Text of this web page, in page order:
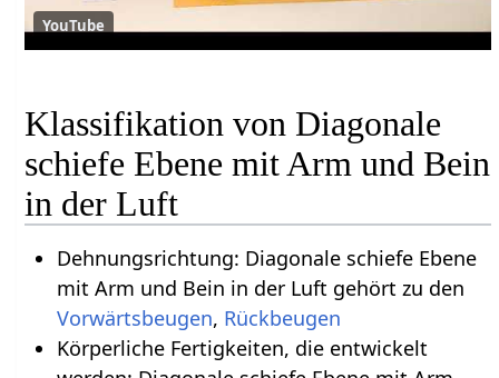
YouTube
Klassifikation von Diagonale
schiefe Ebene mit Arm und Bein
in der Luft
Dehnungsrichtung: Diagonale schiefe Ebene
mit Arm und Bein in der Luft gehört zu den
Vorwärtsbeugen, Rückbeugen
Körperliche Fertigkeiten, die entwickelt